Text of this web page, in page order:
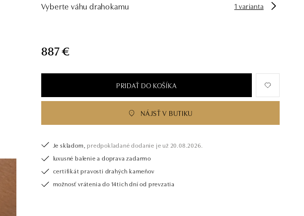
Vyberte váhu drahokamu 1 varianta
887 €
PRIDAŤ DO KOŠÍKA
NÁJSŤ V BUTIKU
Je skladom, predpokladané dodanie je už 20.08.2026.
luxusné balenie a doprava zadarmo
certifikát pravosti drahých kameňov
možnosť vrátenia do 14tich dní od prevzatia